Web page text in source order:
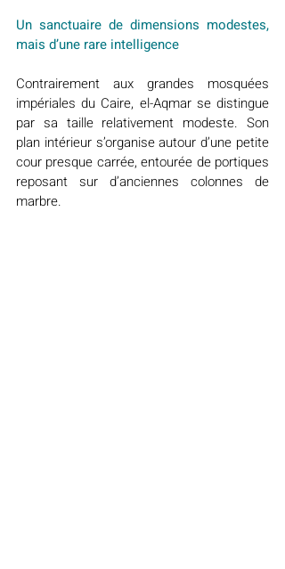
Un sanctuaire de dimensions modestes,
mais d’une rare intelligence
Contrairement aux grandes mosquées
impériales du Caire, el-Aqmar se distingue
par sa taille relativement modeste. Son
plan intérieur s’organise autour d’une petite
cour presque carrée, entourée de portiques
reposant sur d’anciennes colonnes de
marbre.